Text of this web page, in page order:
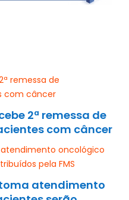
2ª remessa de
com câncer
atendimento